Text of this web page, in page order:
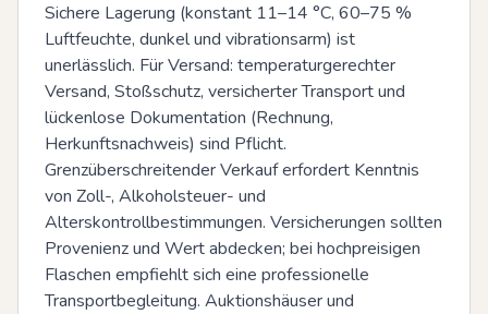
Sichere Lagerung (konstant 11–14 °C, 60–75 %
Luftfeuchte, dunkel und vibrationsarm) ist
unerlässlich. Für Versand: temperaturgerechter
Versand, Stoßschutz, versicherter Transport und
lückenlose Dokumentation (Rechnung,
Herkunftsnachweis) sind Pflicht.
Grenzüberschreitender Verkauf erfordert Kenntnis
von Zoll-, Alkoholsteuer- und
Alterskontrollbestimmungen. Versicherungen sollten
Provenienz und Wert abdecken; bei hochpreisigen
Flaschen empfiehlt sich eine professionelle
Transportbegleitung. Auktionshäuser und